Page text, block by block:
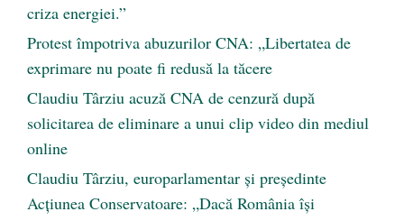
criza energiei.”
Protest împotriva abuzurilor CNA: „Libertatea de
exprimare nu poate fi redusă la tăcere
Claudiu Târziu acuză CNA de cenzură după
solicitarea de eliminare a unui clip video din mediul
online
Claudiu Târziu, europarlamentar și președinte
Acțiunea Conservatoare: „Dacă România își